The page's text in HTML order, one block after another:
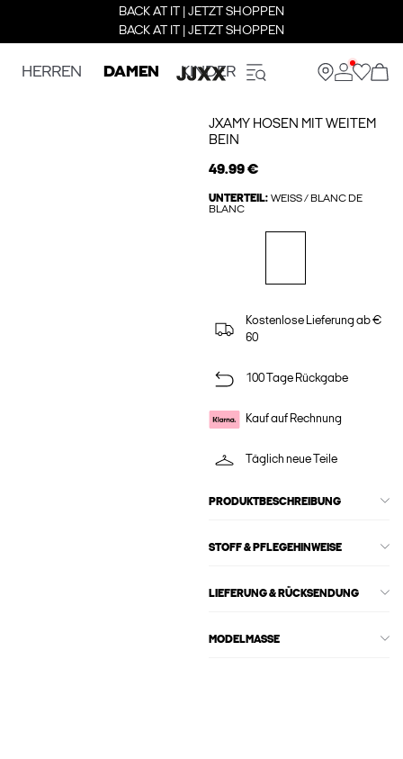
BACK AT IT | JETZT SHOPPEN
BACK AT IT | JETZT SHOPPEN
HERREN DAMEN KINDER
JXAMY HOSEN MIT WEITEM
BEIN
49.99 €
UNTERTEIL: WEISS / BLANC DE B
LANC
Kostenlose Lieferung ab €
60
100 Tage Rückgabe
Kauf auf Rechnung
Täglich neue Teile
PRODUKTBESCHREIBUNG
STOFF & PFLEGEHINWEISE
LIEFERUNG & RÜCKSENDUNG
MODELMASSE